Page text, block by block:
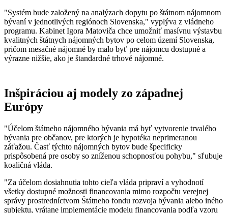
"Systém bude založený na analýzach dopytu po štátnom nájomnom
bývaní v jednotlivých regiónoch Slovenska," vyplýva z vládneho
programu. Kabinet Igora Matoviča chce umožniť masívnu výstavbu
kvalitných štátnych nájomných bytov po celom území Slovenska,
pričom mesačné nájomné by malo byť pre nájomcu dostupné a
výrazne nižšie, ako je štandardné trhové nájomné.
Inšpiráciou aj modely zo západnej
Európy
"Účelom štátneho nájomného bývania má byť vytvorenie trvalého
bývania pre občanov, pre ktorých je hypotéka neprimeranou
záťažou. Časť týchto nájomných bytov bude špecificky
prispôsobená pre osoby so zníženou schopnosťou pohybu," sľubuje
koaličná vláda.
"Za účelom dosiahnutia tohto cieľa vláda pripraví a vyhodnotí
všetky dostupné možnosti financovania mimo rozpočtu verejnej
správy prostredníctvom Štátneho fondu rozvoja bývania alebo iného
subjektu, vrátane implementácie modelu financovania podľa vzoru